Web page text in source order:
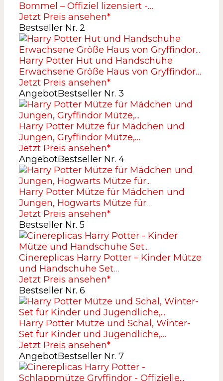
Bommel – Offiziel lizensiert -…
Jetzt Preis ansehen*
Bestseller Nr. 2
Harry Potter Hut und Handschuhe
Erwachsene Größe Haus von Gryffindor…
Jetzt Preis ansehen*
AngebotBestseller Nr. 3
Harry Potter Mütze für Mädchen und
Jungen, Gryffindor Mütze,…
Jetzt Preis ansehen*
AngebotBestseller Nr. 4
Harry Potter Mütze für Mädchen und
Jungen, Hogwarts Mütze für…
Jetzt Preis ansehen*
Bestseller Nr. 5
Cinereplicas Harry Potter – Kinder Mütze
und Handschuhe Set…
Jetzt Preis ansehen*
Bestseller Nr. 6
Harry Potter Mütze und Schal, Winter-
Set für Kinder und Jugendliche,…
Jetzt Preis ansehen*
AngebotBestseller Nr. 7